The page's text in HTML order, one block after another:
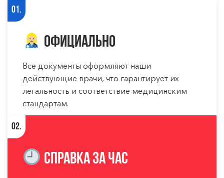
01.
Официально
Все документы оформляют наши
действующие врачи, что гарантирует их
легальность и соответствие медицинским
стандартам.
02.
Справка за час